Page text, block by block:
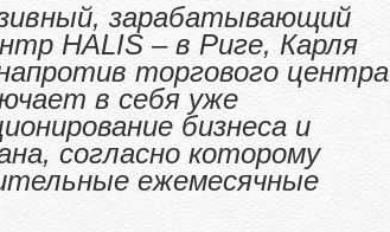
зарабатывающий
HALIS – в Риге, Карля
торгового центра
в себя уже
бизнеса и
согласно которому
ежемесячные